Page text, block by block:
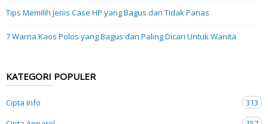
Tips Memilih Jenis Case HP yang Bagus dan Tidak Panas
7 Warna Kaos Polos yang Bagus dan Paling Dicari Untuk Wanita
KATEGORI POPULER
Cipta Info
313